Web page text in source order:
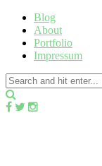
Blog
About
Portfolio
Impressum